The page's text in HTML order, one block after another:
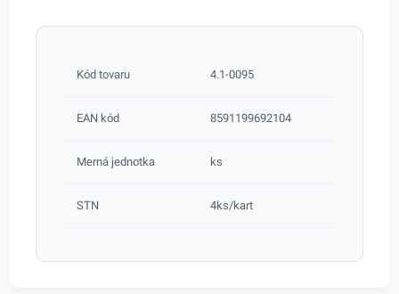
Kód tovaru 4.1-0095
EAN kód 8591199692104
Merná jednotka ks
STN 4ks/kart